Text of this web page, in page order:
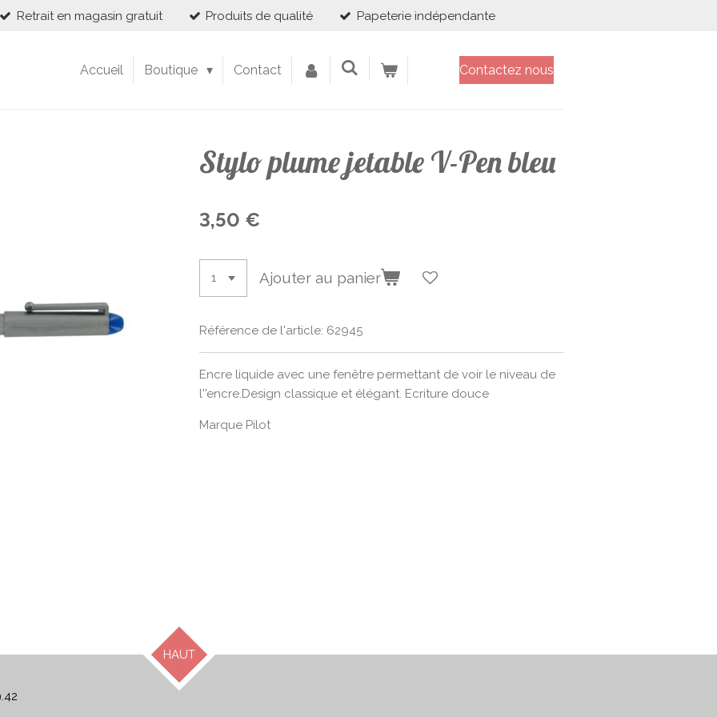
Retrait en magasin gratuit Produits de qualité Papeterie indépendante
Accueil Boutique Contact Contactez nous
Stylo plume jetable V-Pen bleu
3,50 €
Ajouter au panier
Référence de l'article: 62945
Encre liquide avec une fenêtre permettant de voir le niveau de
l''encre.Design classique et élégant. Ecriture douce
Marque Pilot
HAUT